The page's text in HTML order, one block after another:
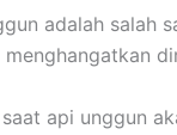
adalah salah
api unggun